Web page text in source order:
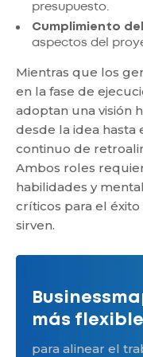
presupuesto.
Cumplimiento
aspectos del
Mientras que los
en la fase de
adoptan una visión
desde la idea hasta
continuo de
Ambos roles
habilidades y
críticos para el
sirven.
más flexible
para alinear el